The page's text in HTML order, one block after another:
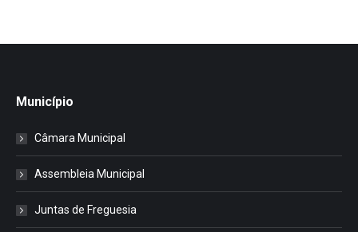
Município
Câmara Municipal
Assembleia Municipal
Juntas de Freguesia